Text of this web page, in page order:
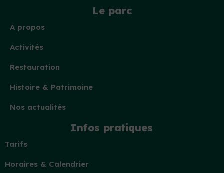
Le parc
A propos
Activités
Restauration
Histoire & Patrimoine
Nos actualités
Infos pratiques
Tarifs
Horaires & Calendrier